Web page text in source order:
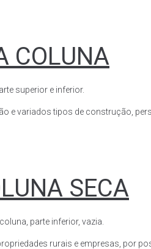
COLUNA
superior e inferior.
e variados tipos de construção,
SECA
parte inferior, vazia.
rurais e empresas, por